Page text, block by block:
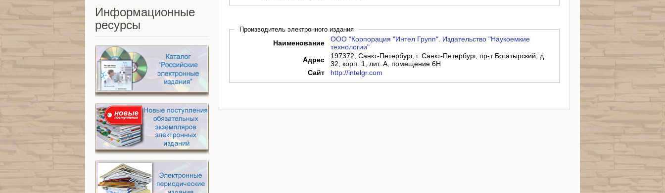
Производитель электронного издания
Наименование
ООО "Корпорация "Интел Групп". Издательство "Наукоемкие
технологии"
Адрес
197372; Санкт-Петербург, г. Санкт-Петербург, пр-т Богатырский, д.
32, корп. 1, лит. А, помещение 6Н
Сайт
http://intelgr.com
Информационные
ресурсы